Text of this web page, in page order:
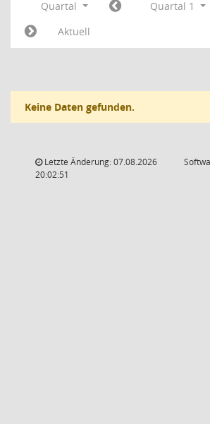
Quartal Quartal 1
Aktuell
Keine Daten gefunden.
Letzte Änderung: 07.08.2026
20:02:51